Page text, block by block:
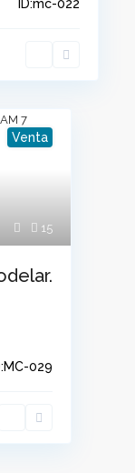
ID:mc-022
15
Venta
MC-029